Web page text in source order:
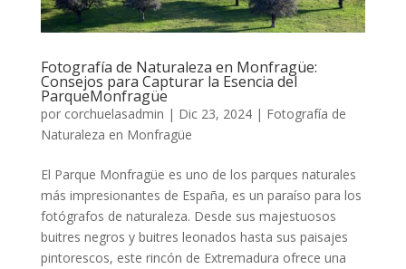
Fotografía de Naturaleza en Monfragüe:
Consejos para Capturar la Esencia del
ParqueMonfragüe
por corchuelasadmin | Dic 23, 2024| Fotografía de
Naturaleza en Monfragüe
El Parque Monfragüe es uno de los parques naturales
más impresionantes de España, es un paraíso para los
fotógrafos de naturaleza. Desde sus majestuosos
buitres negros y buitres leonados hasta sus paisajes
pintorescos, este rincón de Extremadura ofrece una